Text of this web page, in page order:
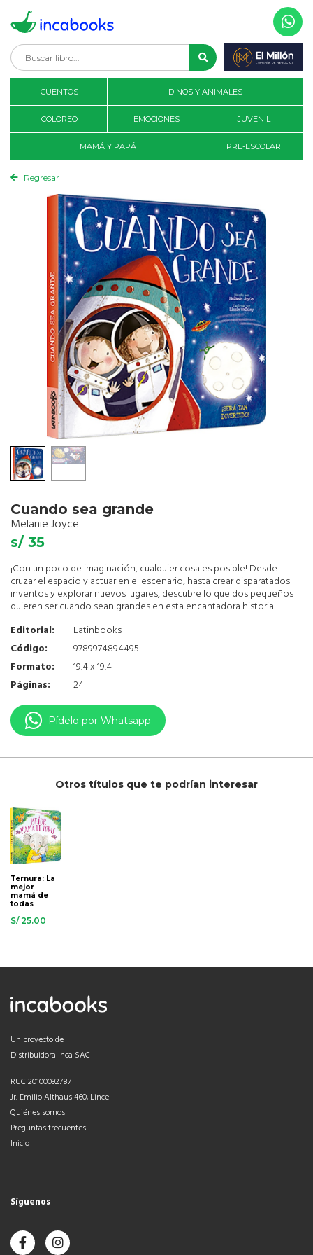
CUENTOS DINOS Y ANIMALES
COLOREO EMOCIONES JUVENIL
MAMÁ Y PAPÁ PRE-ESCOLAR
Regresar
Cuando sea grande
Melanie Joyce
s/ 35
¡Con un poco de imaginación, cualquier cosa es posible! Desde
cruzar el espacio y actuar en el escenario, hasta crear disparatados
inventos y explorar nuevos lugares, descubre lo que dos pequeños
quieren ser cuando sean grandes en esta encantadora historia.
Editorial:
Latinbooks
Código:
9789974894495
Formato:
19.4 x 19.4
Páginas:
24
Pídelo por Whatsapp
Otros títulos que te podrían interesar
Ternura: La
mejor
mamá de
todas
S/ 25.00
Un proyecto de
Distribuidora Inca SAC
RUC 20100092787
Jr. Emilio Althaus 460, Lince
Quiénes somos
Preguntas frecuentes
Inicio
Síguenos